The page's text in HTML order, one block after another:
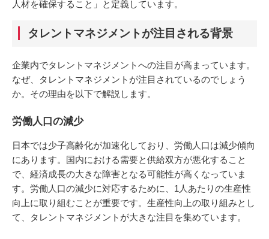
人材を確保すること」と定義しています。
タレントマネジメントが注目される背景
企業内でタレントマネジメントへの注目が高まっています。
なぜ、タレントマネジメントが注目されているのでしょう
か。その理由を以下で解説します。
労働人口の減少
日本では少子高齢化が加速化しており、労働人口は減少傾向
にあります。国内における需要と供給双方が悪化すること
で、経済成長の大きな障害となる可能性が高くなっていま
す。労働人口の減少に対応するために、1人あたりの生産性
向上に取り組むことが重要です。生産性向上の取り組みとし
て、タレントマネジメントが大きな注目を集めています。